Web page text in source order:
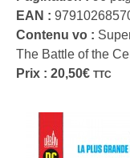
EAN :
Contenu vo :
The Battle of the
Prix : 20,50€ TTC